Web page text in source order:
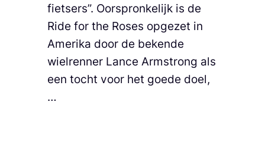
fietsers”. Oorspronkelijk is de
Ride for the Roses opgezet in
Amerika door de bekende
wielrenner Lance Armstrong als
een tocht voor het goede doel,
…